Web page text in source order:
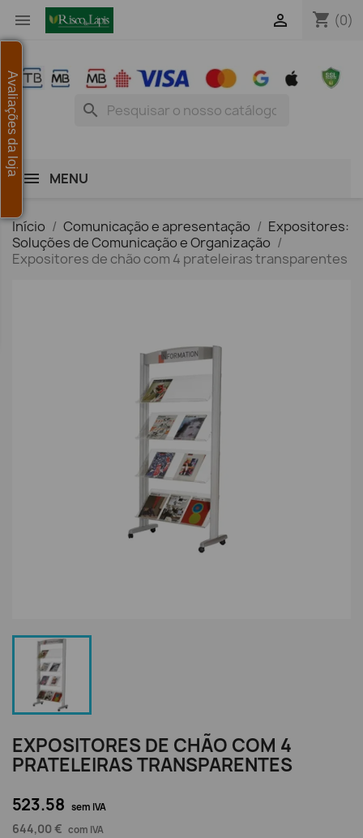
 shopping_cart (0)

search
MENU
Início Comunicação e apresentação
Expositores:
Soluções de Comunicação e Organização
Expositores de chão com 4 prateleiras transparentes
EXPOSITORES DE CHÃO COM 4
PRATELEIRAS TRANSPARENTES
523.58 sem IVA
644,00 € com IVA
Avaliações da loja